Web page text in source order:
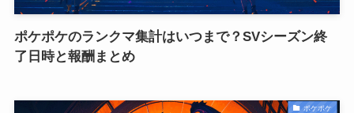
ポケポケのランクマ集計はいつまで？SVシーズン終
了日時と報酬まとめ
ポケポケ